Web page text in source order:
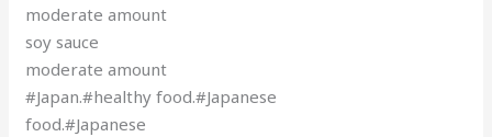
moderate amount
soy sauce
moderate amount
#Japan.#healthy food.#Japanese
food.#Japanese